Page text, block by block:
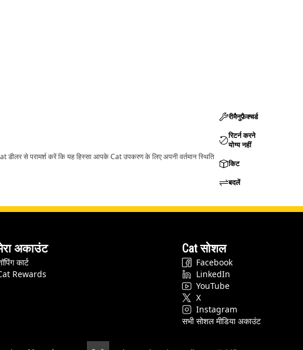
से परामर्श करें कि यह हिस्सा आपके Cat उपकरण के लिए अपनी वर्तमान स्थिति
रीमैनुफ़ैक्चर्ड
रिटर्न करने
योग्य नहीं
किट
बदलें
अकाउंट
कार्ट
Rewards
Cat सोशल
Facebook
LinkedIn
YouTube
X
Instagram
सभी सोशल मीडिया अकाउंट